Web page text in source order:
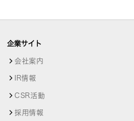
企業サイト
会社案内
IR情報
CSR活動
採用情報